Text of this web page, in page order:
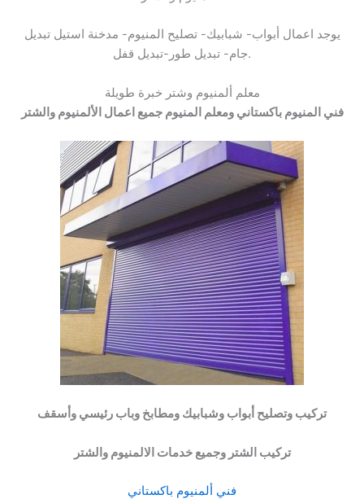
يوجد اعمال أبواب- شبابيك- تصليح المنيوم- مدخنة استيل تبديل
جام- تبديل طور-تبديل قفل.
معلم ألمنيوم وشتر خبرة طويلة
فني المنيوم باكستاني ومعلم المنيوم جميع اعمال الألمنيوم والشتر
تركيب وتصليح أبواب وشبابيك ومطابخ وباب رئيسي وأسقف
تركيب الشتر وجميع خدمات الالمنيوم والشتر
فني ألمنيوم باكستاني